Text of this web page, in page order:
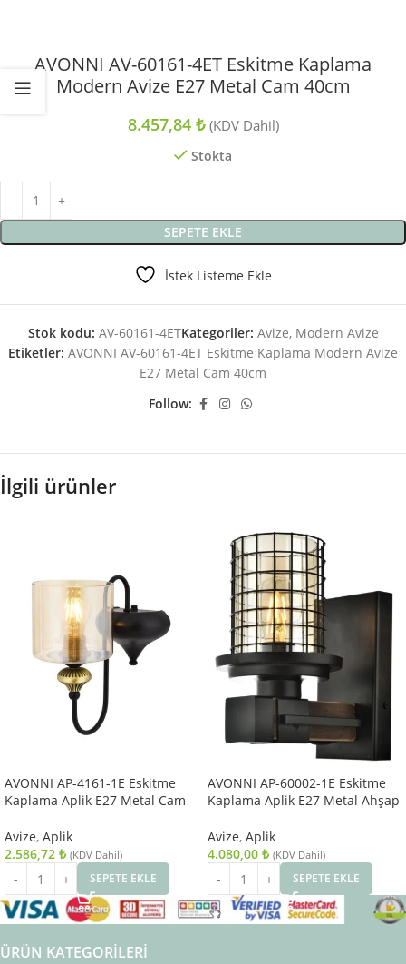
AVONNI AV-60161-4ET Eskitme Kaplama
Modern Avize E27 Metal Cam 40cm
8.457,84 ₺ (KDV Dahil)
Stokta
SEPETE EKLE
İstek Listeme Ekle
Stok kodu: AV-60161-4ETKategoriler: Avize, Modern Avize
Etiketler: AVONNI AV-60161-4ET Eskitme Kaplama Modern Avize
E27 Metal Cam 40cm
Follow:
İlgili ürünler
AVONNI AP-4161-1E Eskitme
Kaplama Aplik E27 Metal Cam
Avize, Aplik
2.586,72 ₺ (KDV Dahil)
SEPETE EKLE
AVONNI AP-60002-1E Eskitme
Kaplama Aplik E27 Metal Ahşap
Avize, Aplik
4.080,00 ₺ (KDV Dahil)
SEPETE EKLE
ÜRÜN KATEGORILERI